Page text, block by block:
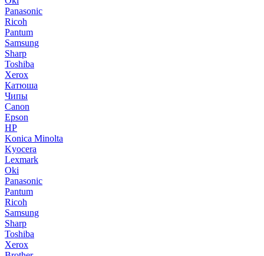
Panasonic
Ricoh
Pantum
Samsung
Sharp
Toshiba
Xerox
Катюша
Чипы
Canon
Epson
HP
Konica Minolta
Kyocera
Lexmark
Oki
Panasonic
Pantum
Ricoh
Samsung
Sharp
Toshiba
Xerox